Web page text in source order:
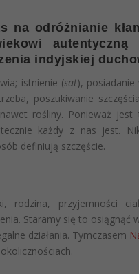
na odróżnianie
autentyczną
indyjskiej
istnienie (sat), posiadanie
poszukiwanie
rośliny. Ponieważ jest
każdy z nas jest.
definiują szczęście.
rodzina, przyjemności
Staramy się to osiągnąć
działania. Tymczasem